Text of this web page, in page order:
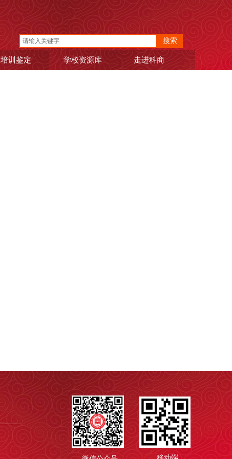
培训鉴定 学校资源库 走进科商
搜索